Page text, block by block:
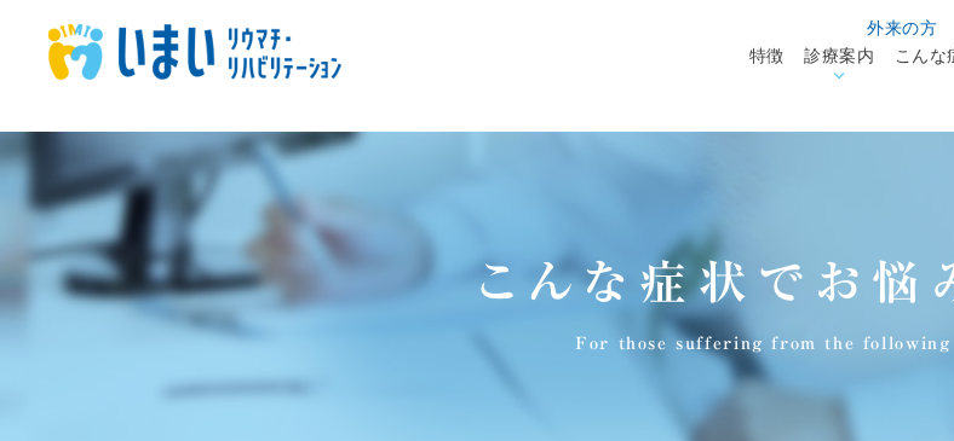
特徴 診療案内 こんな
外来の方
こんな症状でお悩
For those suffering from the following